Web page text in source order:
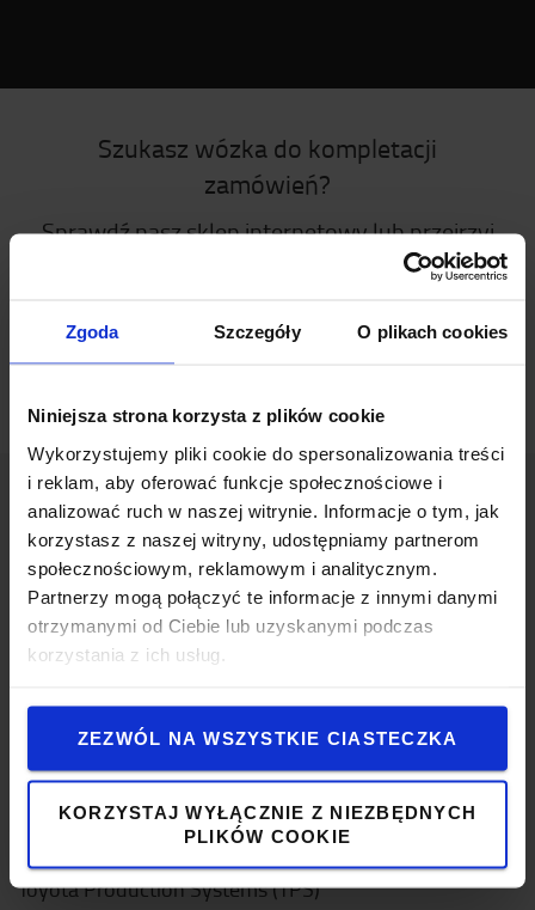
Zgoda Szczegóły O plikach cookies
Niniejsza strona korzysta z plików cookie
Wykorzystujemy pliki cookie do spersonalizowania treści
i reklam, aby oferować funkcje społecznościowe i
analizować ruch w naszej witrynie. Informacje o tym, jak
korzystasz z naszej witryny, udostępniamy partnerom
społecznościowym, reklamowym i analitycznym.
Partnerzy mogą połączyć te informacje z innymi danymi
otrzymanymi od Ciebie lub uzyskanymi podczas
korzystania z ich usług.
ZEZWÓL NA WSZYSTKIE CIASTECZKA
KORZYSTAJ WYŁĄCZNIE Z NIEZBĘDNYCH
PLIKÓW COOKIE
Szukasz wózka do kompletacji
zamówień?
Sprawdź nasz sklep internetowy lub przejrzyj
MEDIÓW
O Toyocie
Kim jesteśmy?
Dlaczego warto kupić Toyotę
Logistic Solution Center
Dołącz do zespołu
Toyota Production Systems (TPS)